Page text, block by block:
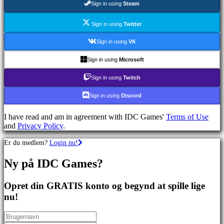
Sportsspil
Racing
Casual
Indie
Simulation
Puzzle
games
Fighting
games
Demoer
Fællesskab
events
Nyheder
Sign in using Steam
Sign in using Twitter
Sign in using VK
Sign in using Microsoft
Sign in using Twitch
Sign in using Discord
I have read and am in agreement with IDC Games' Terms of Use
and Privacy Policy.
Er du medlem? Login nu!
Ny på IDC Games?
Opret din GRATIS konto og begynd at spille lige
nu!